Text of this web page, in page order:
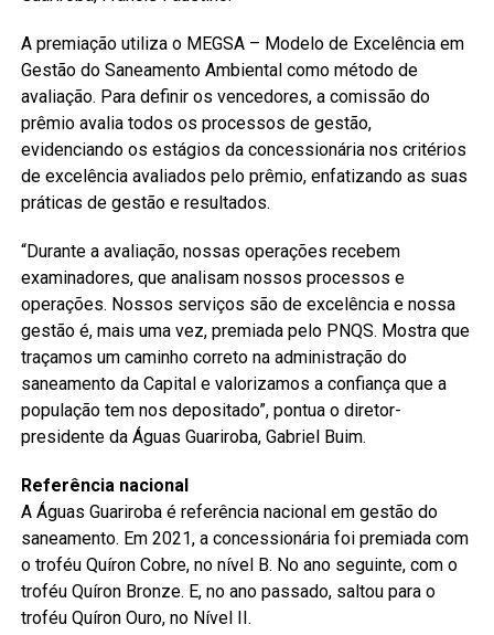
A premiação utiliza o MEGSA – Modelo de Excelência em
Gestão do Saneamento Ambiental como método de
avaliação. Para definir os vencedores, a comissão do
prêmio avalia todos os processos de gestão,
evidenciando os estágios da concessionária nos critérios
de excelência avaliados pelo prêmio, enfatizando as suas
práticas de gestão e resultados.
“Durante a avaliação, nossas operações recebem
examinadores, que analisam nossos processos e
operações. Nossos serviços são de excelência e nossa
gestão é, mais uma vez, premiada pelo PNQS. Mostra que
traçamos um caminho correto na administração do
saneamento da Capital e valorizamos a confiança que a
população tem nos depositado”, pontua o diretor-
presidente da Águas Guariroba, Gabriel Buim.
Referência nacional
A Águas Guariroba é referência nacional em gestão do
saneamento. Em 2021, a concessionária foi premiada com
o troféu Quíron Cobre, no nível B. No ano seguinte, com o
troféu Quíron Bronze. E, no ano passado, saltou para o
troféu Quíron Ouro, no Nível II.